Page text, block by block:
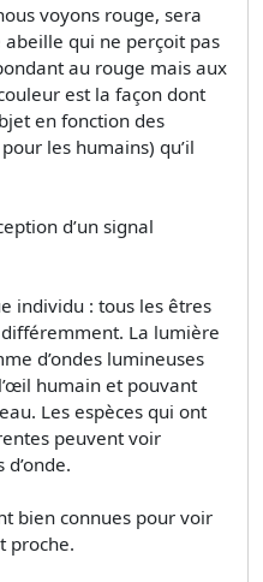
voyons rouge, sera
qui ne perçoit pas
au rouge mais aux
est la façon dont
en fonction des
les humains) qu’il
d’un signal
individu : tous les êtres
La lumière
d’ondes lumineuses
humain et pouvant
Les espèces qui ont
peuvent voir
bien connues pour voir
proche.